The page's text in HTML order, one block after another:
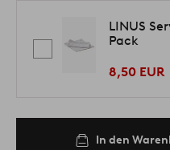
LINUS
Pack
8,50 EUR
In den